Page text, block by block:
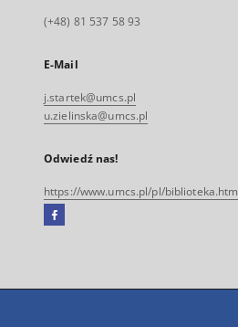
(+48) 81 537 58 93
E-Mail
j.startek@umcs.pl
u.zielinska@umcs.pl
Odwiedź nas!
https://www.umcs.pl/pl/biblioteka.htm
Facebook
się